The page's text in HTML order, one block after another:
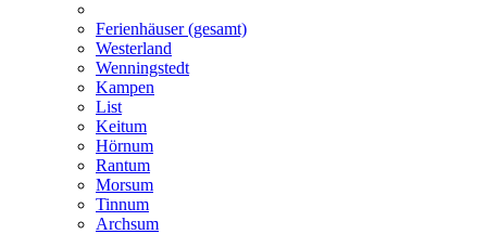
Ferienhäuser (gesamt)
Westerland
Wenningstedt
Kampen
List
Keitum
Hörnum
Rantum
Morsum
Tinnum
Archsum